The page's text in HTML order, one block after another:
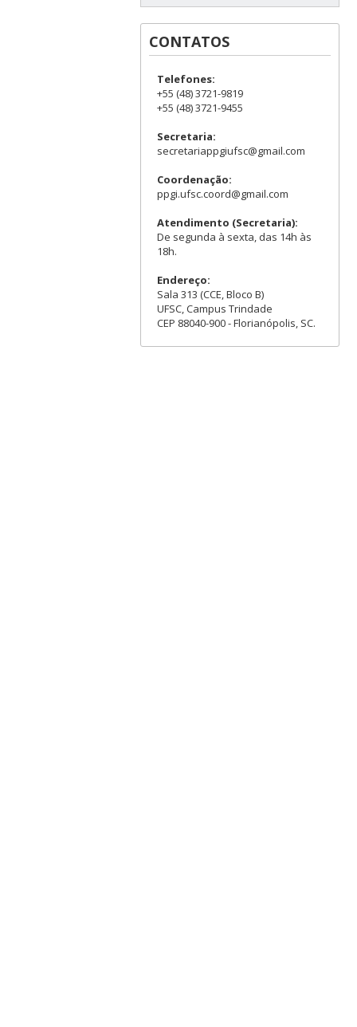
CONTATOS
Telefones:
+55 (48) 3721-9819
+55 (48) 3721-9455
Secretaria:
secretariappgiufsc@gmail.com
Coordenação:
ppgi.ufsc.coord@gmail.com
Atendimento (Secretaria):
De segunda à sexta, das 14h às
18h.
Endereço:
Sala 313 (CCE, Bloco B)
UFSC, Campus Trindade
CEP 88040-900 - Florianópolis, SC.